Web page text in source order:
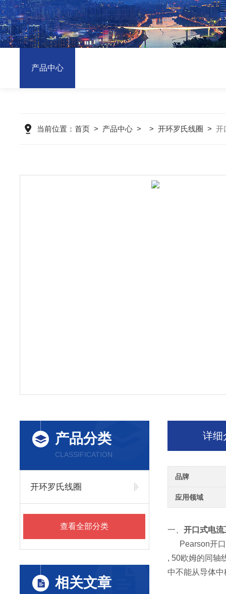
产品中心
当前位置： 首页 > 产品中心 > > 开环罗氏线圈 > 开
产品分类
CLASSIFICATION
开环罗氏线圈
查看全部分类
相关文章
详细
品牌
应用领域
一、开口式电
Pearson开口
, 50欧姆的同轴
中不能从导体